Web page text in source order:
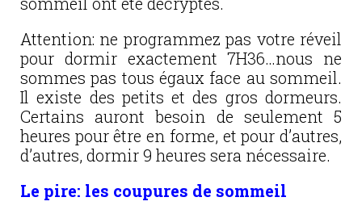
Attention: ne programmez pas votre réveil
pour dormir exactement 7H36…nous ne
sommes pas tous égaux face au sommeil.
Il existe des petits et des gros dormeurs.
Certains auront besoin de seulement 5
heures pour être en forme, et pour d’autres,
d’autres, dormir 9 heures sera nécessaire.
Le pire: les coupures de sommeil